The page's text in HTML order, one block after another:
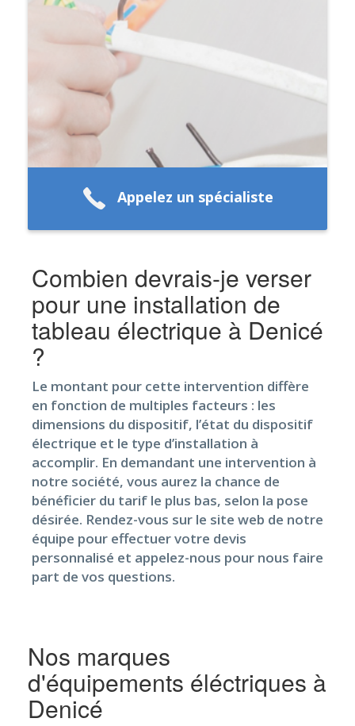
Appelez un spécialiste
Combien devrais-je verser
pour une installation de
tableau électrique à Denicé
?
Le montant pour cette intervention diffère
en fonction de multiples facteurs : les
dimensions du dispositif, l’état du dispositif
électrique et le type d’installation à
accomplir. En demandant une intervention à
notre société, vous aurez la chance de
bénéficier du tarif le plus bas, selon la pose
désirée. Rendez-vous sur le site web de notre
équipe pour effectuer votre devis
personnalisé et appelez-nous pour nous faire
part de vos questions.
Nos marques
d'équipements éléctriques à
Denicé